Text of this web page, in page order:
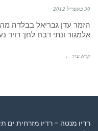
30 באפריל 2012
הזמר עדן גבריאל בבלדה
אלמגור ונתי דבח לחן: דויד
קרא עוד ←
רדיו מנטה – רדיו מזרחית ים